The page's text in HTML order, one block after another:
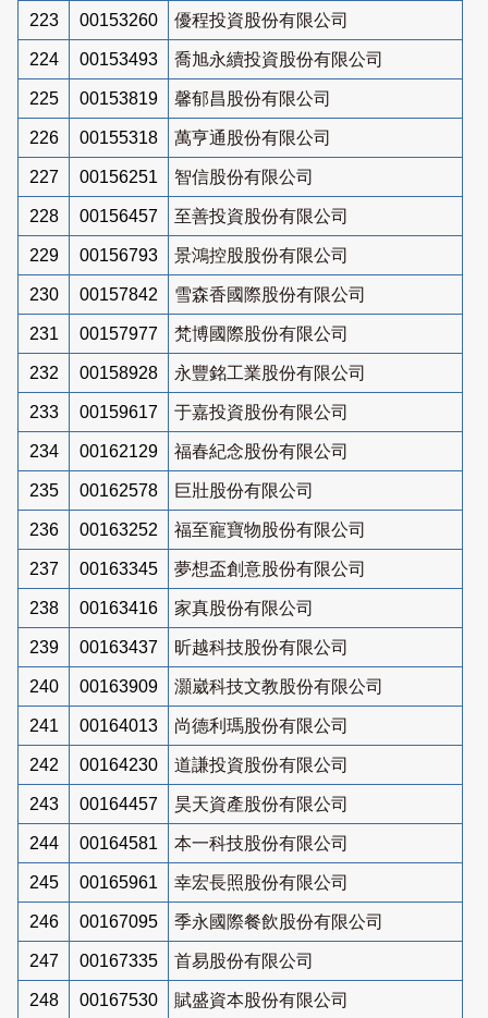
223 00153260 優程投資股份有限公司
224 00153493 喬旭永續投資股份有限公司
225 00153819 馨郁昌股份有限公司
226 00155318 萬亨通股份有限公司
227 00156251 智信股份有限公司
228 00156457 至善投資股份有限公司
229 00156793 景鴻控股股份有限公司
230 00157842 雪森香國際股份有限公司
231 00157977 梵博國際股份有限公司
232 00158928 永豐銘工業股份有限公司
233 00159617 于嘉投資股份有限公司
234 00162129 福春紀念股份有限公司
235 00162578 巨壯股份有限公司
236 00163252 福至寵寶物股份有限公司
237 00163345 夢想盃創意股份有限公司
238 00163416 家真股份有限公司
239 00163437 昕越科技股份有限公司
240 00163909 灝崴科技文教股份有限公司
241 00164013 尚德利瑪股份有限公司
242 00164230 道謙投資股份有限公司
243 00164457 昊天資產股份有限公司
244 00164581 本一科技股份有限公司
245 00165961 幸宏長照股份有限公司
246 00167095 季永國際餐飲股份有限公司
247 00167335 首易股份有限公司
248 00167530 賦盛資本股份有限公司